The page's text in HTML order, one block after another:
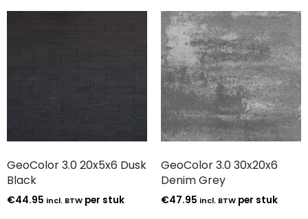
GeoColor 3.0 20x5x6 Dusk
Black
€44.95 incl. BTW per stuk
GeoColor 3.0 30x20x6
Denim Grey
€47.95 incl. BTW per stuk